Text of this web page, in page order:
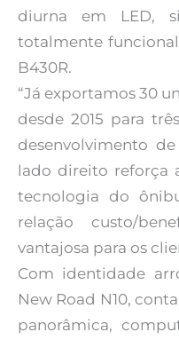
diurna em LED,
totalmente
B430R.
“Já exportamos 30
desde 2015 para
desenvolvimento
lado direito reforça
tecnologia do
relação custo/
vantajosa para os
Com identidade
New Road N10,
panorâmica,